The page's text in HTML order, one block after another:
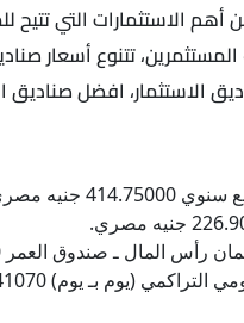
الاستثمارات التي
تتنوع
الاستثمار، افضل صناديق
مصري.
يعد من أفضل أسعار صناديق الإستثمار بنك مصر.